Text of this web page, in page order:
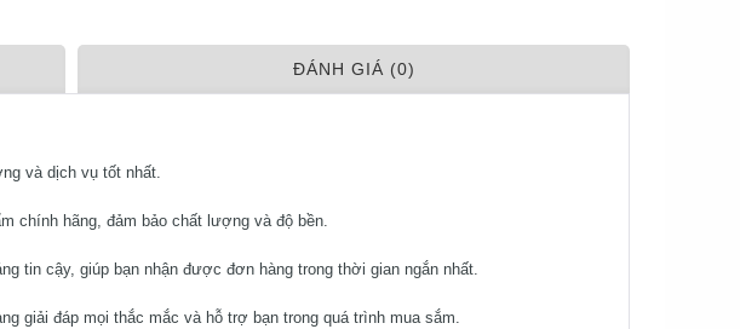
ÐÁNH GIÁ (0)
và dịch vụ tốt nhất.
chính hãng, đảm bảo chất lượng và độ bền.
tin cậy, giúp bạn nhận được đơn hàng trong thời gian ngắn nhất.
giải đáp mọi thắc mắc và hỗ trợ bạn trong quá trình mua sắm.